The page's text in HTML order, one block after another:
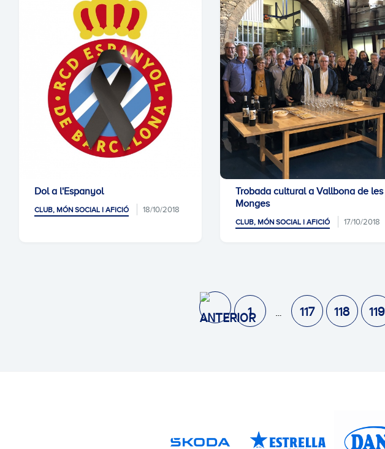
Dol a l'Espanyol
CLUB, MÓN SOCIAL I AFICIÓ 18/10/2018
Trobada cultural a Vallbona de les
Monges
CLUB, MÓN SOCIAL I AFICIÓ 17/10/2018
1 117 118 119